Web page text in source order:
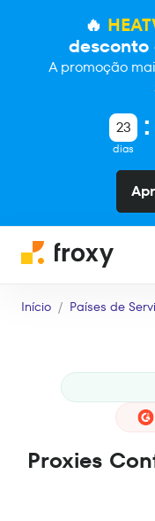
🔥
desconto
A promoção
23
dias
Início Países de
Proxies